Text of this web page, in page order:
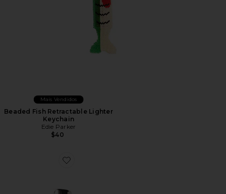
Mais Vendidos
Beaded Fish Retractable Lighter
Keychain
Edie Parker
$40
Favorite PORTA-ISQUEIRO